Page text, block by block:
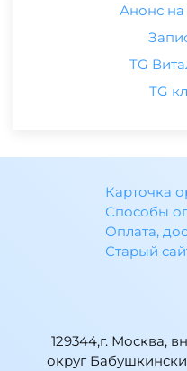
Анонс на
TG
TG
Карточка
Способы
Оплата,
Старый
129344,г. Москва,
округ